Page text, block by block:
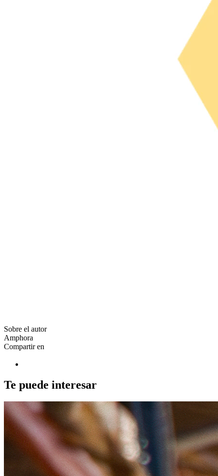
Sobre el autor
Amphora
Compartir en
Te puede interesar